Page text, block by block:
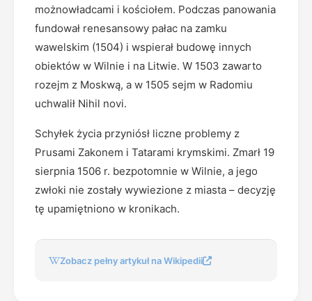
możnowładcami i kościołem. Podczas panowania
fundował renesansowy pałac na zamku
wawelskim (1504) i wspierał budowę innych
obiektów w Wilnie i na Litwie. W 1503 zawarto
rozejm z Moskwą, a w 1505 sejm w Radomiu
uchwalił Nihil novi.
Schyłek życia przyniósł liczne problemy z
Prusami Zakonem i Tatarami krymskimi. Zmarł 19
sierpnia 1506 r. bezpotomnie w Wilnie, a jego
zwłoki nie zostały wywiezione z miasta – decyzję
tę upamiętniono w kronikach.
Zobacz pełny artykuł na Wikipedii